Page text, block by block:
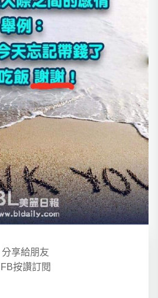
分享給朋友
FB按讚訂閱